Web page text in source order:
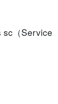
sc（Service